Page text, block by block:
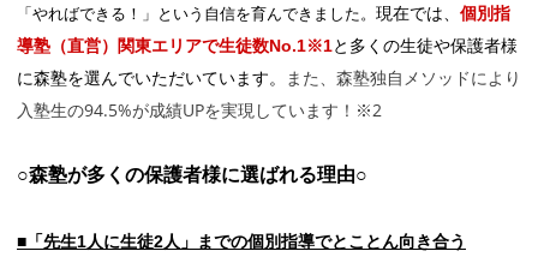
「やればできる！」という自信を育んできました。 現在では、 個別指
導塾（直営）関東エリアで生徒数No.1※1と多くの生徒や保護者様
に森塾を選んでいただいています。
また、森塾独自メソッドにより
入塾生の94.5%が成績UPを実現しています！※2
○森塾が多くの保護者様に選ばれる理由○
■「先生1人に生徒2人」までの個別指導でとことん向き合う